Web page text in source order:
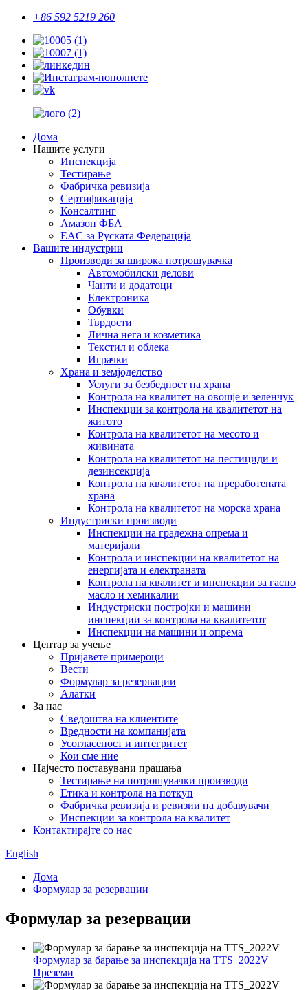
+86 592 5219 260
Дома
Нашите услуги
Инспекција
Тестирање
Фабричка ревизија
Сертификација
Консалтинг
Амазон ФБА
EAC за Руската Федерација
Вашите индустрии
Производи за широка потрошувачка
Автомобилски делови
Чанти и додатоци
Електроника
Обувки
Тврдости
Лична нега и козметика
Текстил и облека
Играчки
Храна и земјоделство
Услуги за безбедност на храна
Контрола на квалитет на овошје и зеленчук
Инспекции за контрола на квалитетот на
житото
Контрола на квалитетот на месото и
живината
Контрола на квалитетот на пестициди и
дезинсекција
Контрола на квалитетот на преработената
храна
Контрола на квалитетот на морска храна
Индустриски производи
Инспекции на градежна опрема и
материјали
Контрола и инспекции на квалитетот на
енергијата и електраната
Контрола на квалитет и инспекции за гасно
масло и хемикалии
Индустриски постројки и машини
инспекции за контрола на квалитетот
Инспекции на машини и опрема
Центар за учење
Пријавете примероци
Вести
Формулар за резервации
Алатки
За нас
Сведоштва на клиентите
Вредности на компанијата
Усогласеност и интегритет
Кои сме ние
Најчесто поставувани прашања
Тестирање на потрошувачки производи
Етика и контрола на поткуп
Фабричка ревизија и ревизии на добавувачи
Инспекции за контрола на квалитет
Контактирајте со нас
English
Дома
Формулар за резервации
Формулар за резервации
Формулар за барање за инспекција на TTS_2022V
Преземи